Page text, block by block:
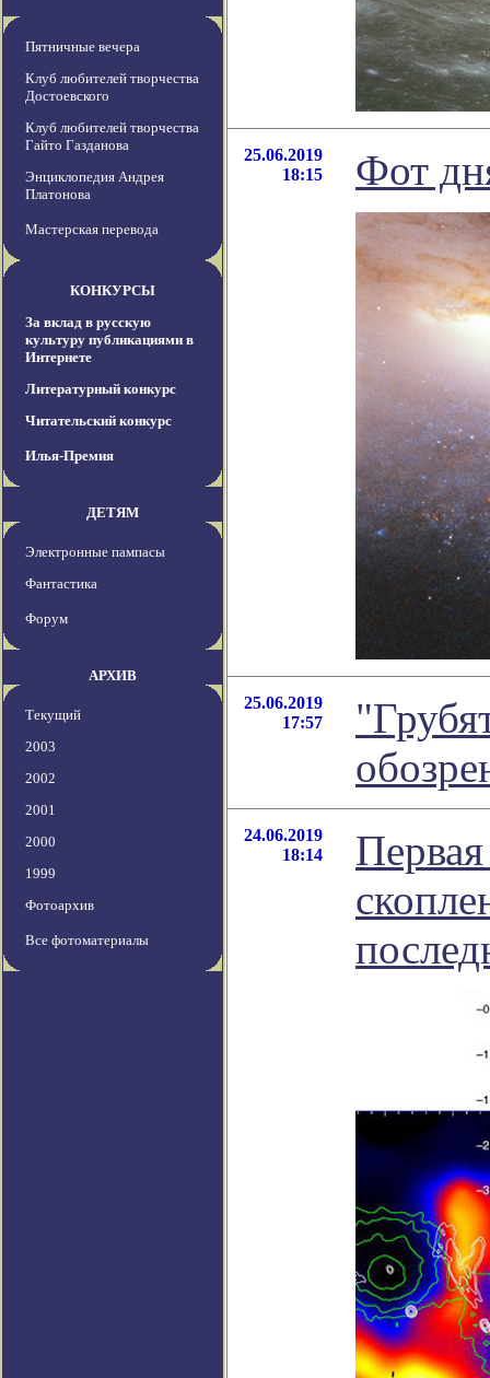
Пятничные вечера
Клуб любителей творчества
Достоевского
Клуб любителей творчества
Гайто Газданова
Энциклопедия Андрея
Платонова
Мастерская перевода
КОНКУРСЫ
За вклад в русскую
культуру публикациями в
Интернете
Литературный конкурс
Читательский конкурс
Илья-Премия
ДЕТЯМ
Электронные пампасы
Фантастика
Форум
АРХИВ
Текущий
2003
2002
2001
2000
1999
Фотоархив
Все фотоматериалы
25.06.2019
18:15
Фот
25.06.2019
17:57
24.06.2019
18:14